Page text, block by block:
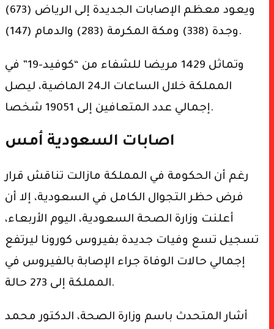
ويعود معظم الإصابات الجديدة إلى الرياض (673)
وجدة (338) ومكة المكرمة (283) والدمام (147).
وتماثل 1429 مريضا للشفاء من “كوفيد-19” في
المملكة خلال الساعات الـ24 الماضية، ليصل
إجمالي عدد المتعافين إلى 19051 شخصا.
اصابات السعودية أمس
رغم أن الحكومة في المملكة مازالت تناقش قرار
فرض حظر التجوال الكامل في السعودية، إلا أن
أعلنت وزارة الصحة السعودية، اليوم الأربعاء،
تسجيل تسع وفيات جديدة بفيروس كورونا ليرتفع
إجمالي حالات الوفاة جراء الإصابة بالفيروس في
المملكة إلى 273 حالة.
أشار المتحدث باسم وزارة الصحة، الدكتور محمد